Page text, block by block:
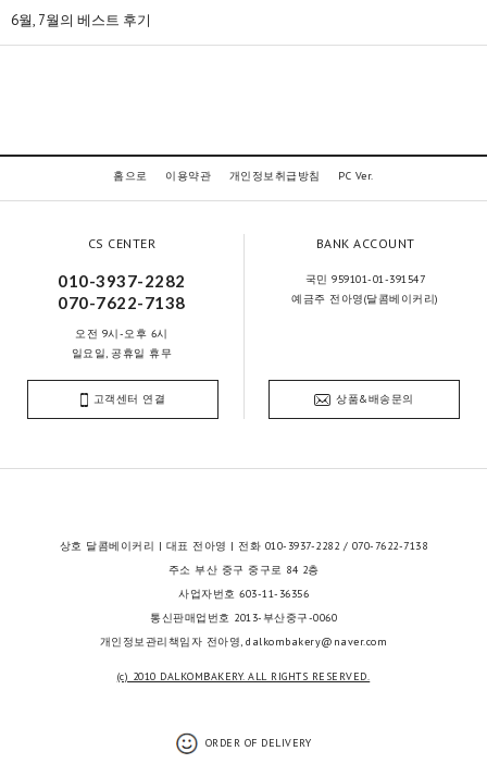
6월, 7월의 베스트 후기
홈으로 이용약관 개인정보취급방침 PC Ver.
CS CENTER
010-3937-2282
070-7622-7138
오전 9시-오후 6시
일요일, 공휴일 휴무
BANK ACCOUNT
국민 959101-01-391547
예금주 전아영(달콤베이커리)
고객센터 연결 상품&배송문의
상호 달콤베이커리 | 대표 전아영 | 전화 010-3937-2282 / 070-7622-7138
주소 부산 중구 중구로 84 2층
사업자번호 603-11-36356
통신판매업번호 2013-부산중구-0060
개인정보관리책임자 전아영, dalkombakery@naver.com
(c) 2010 DALKOMBAKERY. ALL RIGHTS RESERVED.
ORDER OF DELIVERY